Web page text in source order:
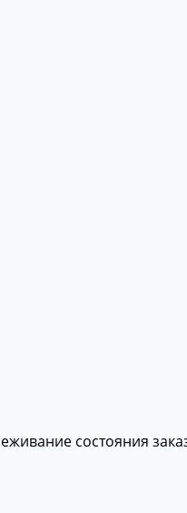
состояния